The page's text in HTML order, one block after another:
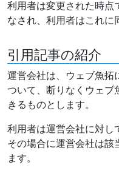
利用者は変更された時点
なされ、利用者はこれに
引用記事の紹介
運営会社は、ウェブ魚拓
ついて、断りなくウェブ
きるものとします。
利用者は運営会社に対し
その場合に運営会社は該
ます。